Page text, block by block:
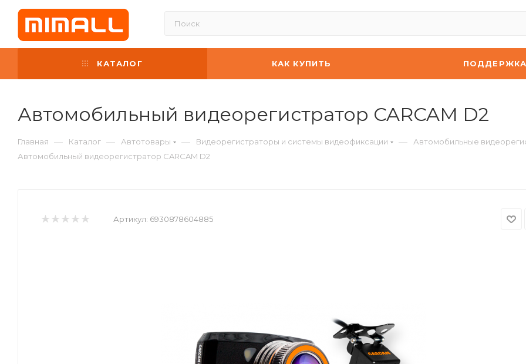
КАТАЛОГ КАК КУПИТЬ ПОДДЕРЖКА
Автомобильный видеорегистратор CARCAM D2
Главная — Каталог — Автотовары — Видеорегистраторы и системы видеофиксации — Автомобильные
Автомобильный видеорегистратор CARCAM D2
Артикул: 6930878604885